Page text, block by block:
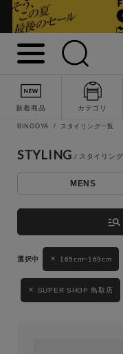
新着商品 カテゴリ
キーワード
性別
MENS
BINGOYA スタイリング一覧
STYLING
MENS
manage_search
165cm~169cm
SUPER SHOP 鳥取店